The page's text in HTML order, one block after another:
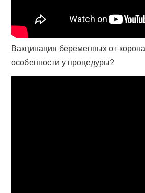
Вакцинация беременных от
особенности у процедуры?